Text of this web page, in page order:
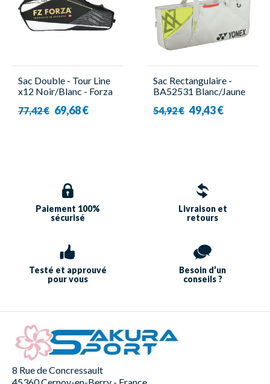
Sac Double - Tour Line
x12 Noir/Blanc - Forza
77,42 € 69,68 €
Sac Rectangulaire -
BA52531 Blanc/Jaune
54,92 € 49,43 €
Paiement 100%
sécurisé
Livraison et
retours
Testé et approuvé
pour vous
Besoin d’un
conseils ?
8 Rue de Concressault